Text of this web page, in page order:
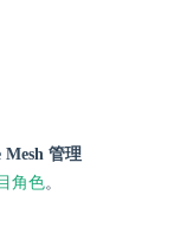
Mesh 管理
角色。